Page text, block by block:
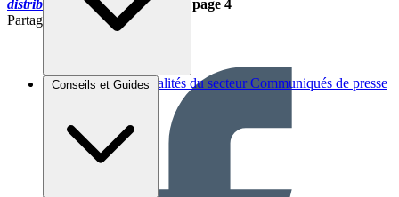
Brèves et actus Actualités du secteur Communiqués de presse
Conseils et Guides
distribution
de décembre 2017, page 4
Partager sur :